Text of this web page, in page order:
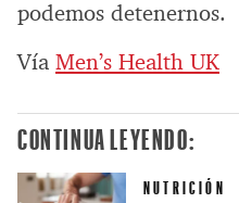
podemos detenernos.
Vía Men’s Health UK
CONTINUA LEYENDO:
NUTRICIÓN